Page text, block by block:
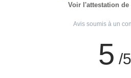
Voir l'attestation de
Avis soumis à un
5 /5